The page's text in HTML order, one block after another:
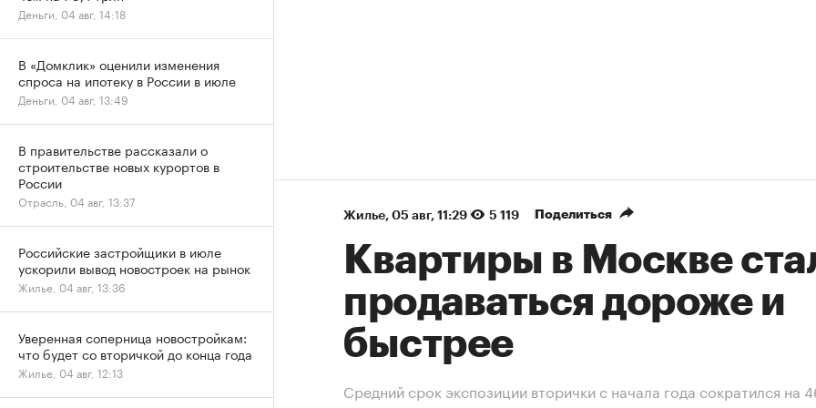
Жилье⁠, 05 авг, 11:29 5 119 Поделиться
Квартиры в Москве
продаваться дороже и
быстрее
Средний срок экспозиции вторички с начала года сократился на
Деньги, 04 авг, 14:18
В «Домклик» оценили изменения
спроса на ипотеку в России в июле
Деньги, 04 авг, 13:49
В правительстве рассказали о
строительстве новых курортов в
России
Отрасль, 04 авг, 13:37
Российские застройщики в июле
ускорили вывод новостроек на рынок
Жилье, 04 авг, 13:36
Уверенная соперница новостройкам:
что будет со вторичкой до конца года
Жилье, 04 авг, 12:13